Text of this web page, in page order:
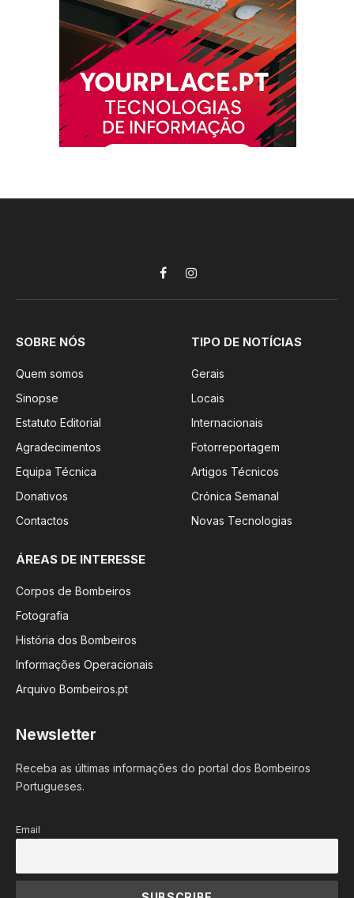
FacebookInstagram
SOBRE NÓS
Quem somos
Sinopse
Estatuto Editorial
Agradecimentos
Equipa Técnica
Donativos
Contactos
TIPO DE NOTÍCIAS
Gerais
Locais
Internacionais
Fotorreportagem
Artigos Técnicos
Crónica Semanal
Novas Tecnologias
ÁREAS DE INTERESSE
Corpos de Bombeiros
Fotografia
História dos Bombeiros
Informações Operacionais
Arquivo Bombeiros.pt
Newsletter
Receba as últimas informações do portal dos Bombeiros
Portugueses.
Email